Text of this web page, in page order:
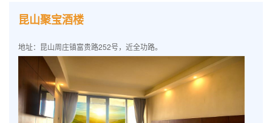
昆山聚宝酒楼
地址：昆山周庄镇富贵路252号，近全功路。